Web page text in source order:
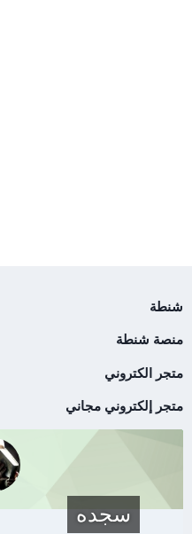
شنطة
منصة شنطة
متجر الكتروني
متجر إلكتروني مجاني
سجده